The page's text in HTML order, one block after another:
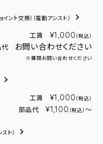
イント交換） （電動アシスト）
工賃 ¥1,000 （税込）
代 お問い合わせください
※種類お問い合わせください
工賃 ¥1,000 （税込）
部品代 ¥1,100 （税込） ～
ト）